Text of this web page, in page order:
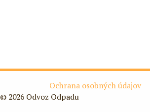
Ochrana osobných údajov
© 2026 Odvoz Odpadu